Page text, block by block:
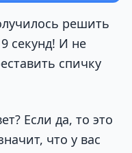
решить
секунд! И не
спичку
Если да, то это
что у вас